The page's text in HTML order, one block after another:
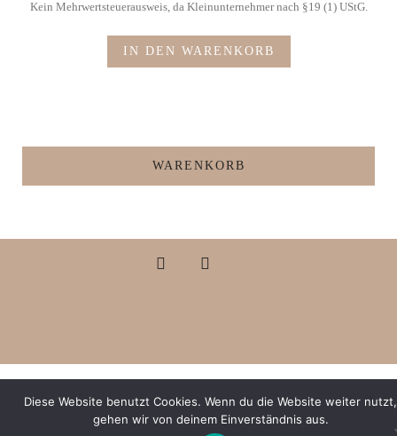
Kein Mehrwertsteuerausweis, da Kleinunternehmer nach §19 (1) UStG.
IN DEN WARENKORB
WARENKORB
Diese Website benutzt Cookies. Wenn du die Website weiter nutzt,
gehen wir von deinem Einverständnis aus.